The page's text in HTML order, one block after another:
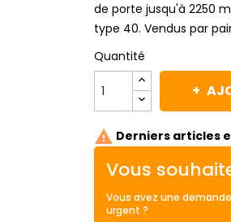
de porte jusqu'à 2250
type 40. Vendus par
Quantité
 Derniers articles
Vous
Vous avez une
urgent ?